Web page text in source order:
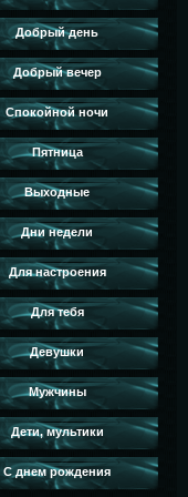
Добрый день
Добрый вечер
Спокойной ночи
Пятница
Выходные
Дни недели
Для настроения
Для тебя
Девушки
Мужчины
Дети, мультики
С днем рождения